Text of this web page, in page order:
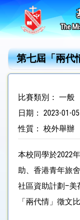
The
第七屆「兩代
比賽類別： 一般
日期： 2023-01-
性質： 校外舉辦
本校同學於2022
助、香港青年旅
社區資助計劃–美
「兩代情」徵文